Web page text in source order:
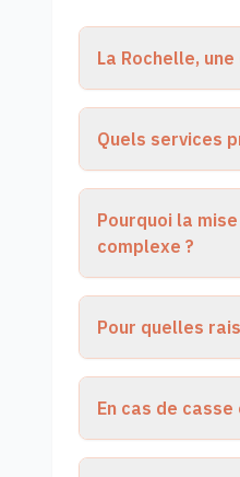
La Rochelle,
Quels services
Pourquoi la
complexe ?
Pour quelles
En cas de